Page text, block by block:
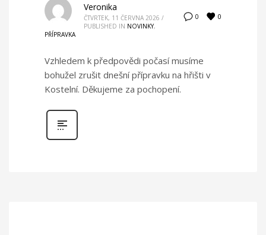
0 0
Veronika
ČTVRTEK, 11 ČERVNA 2026 /
PUBLISHED IN NOVINKY,
PŘÍPRAVKA
Vzhledem k předpovědi počasí musíme
bohužel zrušit dnešní přípravku na hřišti v
Kostelní. Děkujeme za pochopení.